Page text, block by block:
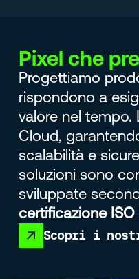
Pixel che
Progettiamo
rispondono a
valore nel tempo.
Cloud,
scalabilità e
soluzioni sono
sviluppate
certificazione ISO
Scopri i